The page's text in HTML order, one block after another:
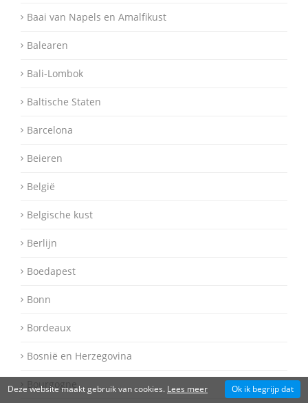
Baai van Napels en Amalfikust
Balearen
Bali-Lombok
Baltische Staten
Barcelona
Beieren
België
Belgische kust
Berlijn
Boedapest
Bonn
Bordeaux
Bosnië en Herzegovina
Bourgogne
Deze website maakt gebruik van cookies. Lees meer Ok ik begrijp dat